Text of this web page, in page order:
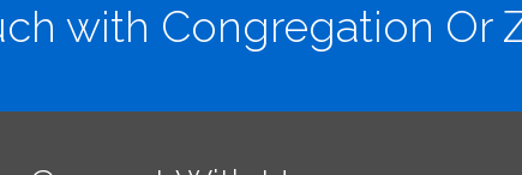
with Congregation Or